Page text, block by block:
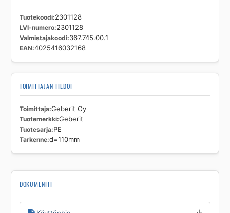
Tuotekoodi 2301128
LVI-numero 2301128
Valmistajakoodi 367.745.00.1
EAN 4025416032168
TOIMITTAJAN TIEDOT
Toimittaja Geberit Oy
Tuotemerkki Geberit
Tuotesarja PE
Tarkenne d=110mm
DOKUMENTIT